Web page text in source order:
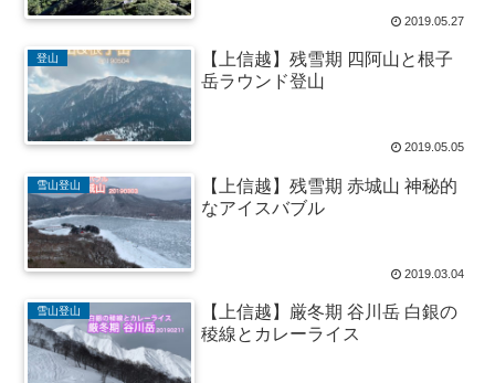
2019.05.27
登山
【上信越】残雪期 四阿山と根子
岳ラウンド登山
2019.05.05
雪山登山
【上信越】残雪期 赤城山 神秘的
なアイスバブル
2019.03.04
雪山登山
【上信越】厳冬期 谷川岳 白銀の
稜線とカレーライス